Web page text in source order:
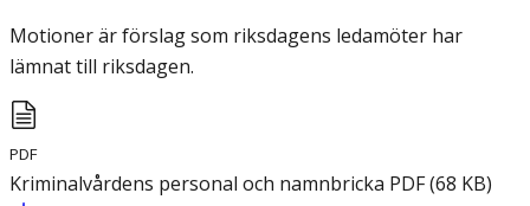
Motioner är förslag som riksdagens ledamöter har
lämnat till riksdagen.
PDF
Kriminalvårdens personal och namnbricka PDF(68 KB)